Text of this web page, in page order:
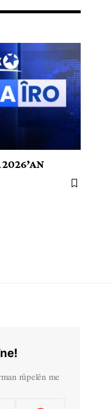
2026’AN
rûpelên me